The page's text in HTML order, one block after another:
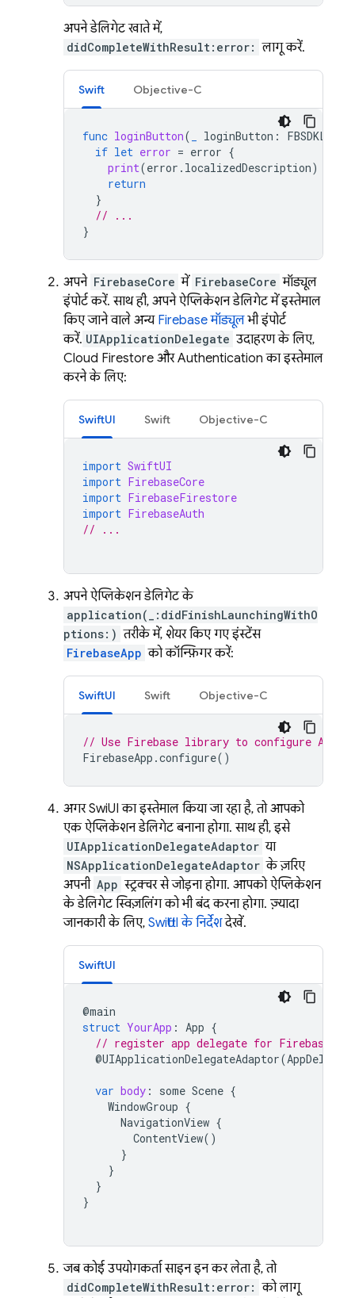
अपने डेलिगेट खाते में,
didCompleteWithResult:error: लागू करें.
Swift Objective-C
func loginButton( loginButton :
if let error = error {
print(error . localizedDescription)
return
}
// ...
}
अपने FirebaseCore में FirebaseCore मॉड्यूल
इंपोर्ट करें. साथ ही, अपने ऐप्लिकेशन डेलिगेट में इस्तेमाल
किए जाने वाले अन्य Firebase मॉड्यूलभी इंपोर्ट
करें. UIApplicationDelegate उदाहरण के लिए,
Cloud Firestore औरAuthentication का इस्तेमाल
करने के लिए:
SwiftUI Swift Objective-C
import SwiftUI
import FirebaseCore
import FirebaseFirestore
import FirebaseAuth
// ...
अपने ऐप्लिकेशन डेलिगेट के
application(_:didFinishLaunchingWithO
ptions:) तरीके में, शेयर किए गए इंस्टेंस
FirebaseApp को कॉन्फ़िगर करें:
SwiftUI Swift Objective-C
// Use Firebase library to configure APIs
FirebaseApp .configure()
अगर SwiftUI का इस्तेमाल किया जा रहा है, तो आपको
एक ऐप्लिकेशन डेलिगेट बनाना होगा. साथ ही, इसे
UIApplicationDelegateAdaptor या
NSApplicationDelegateAdaptor के ज़रिए
अपनी App स्ट्रक्चर से जोड़ना होगा. आपको ऐप्लिकेशन
के डेलिगेट स्विज़लिंग को भी बंद करना होगा. ज़्यादा
जानकारी के लिए, SwiftUI के निर्देशदेखें.
SwiftUI
@main
struct YourApp : App {
// register app delegate for Firebase
@UIApplicationDelegateAdaptor(
var body : some Scene {
WindowGroup {
NavigationView {
ContentView()
}
}
}
}
जब कोई उपयोगकर्ता साइन इन कर लेता है, तो
didCompleteWithResult:error: को लागू